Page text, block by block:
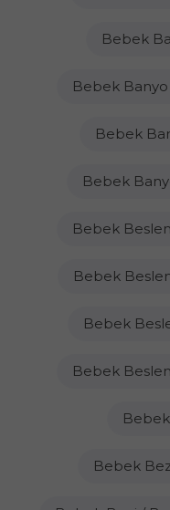
Bebek
Bebek Banyo
Bebek
Bebek
Bebek
Bebek
Bebek
Bebek
Bebek